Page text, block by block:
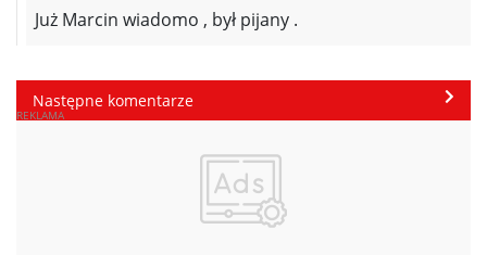
Już Marcin wiadomo , był pijany .
Następne komentarze